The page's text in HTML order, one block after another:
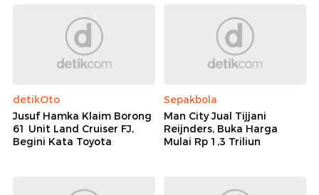
detikOto
Jusuf Hamka Klaim Borong
61 Unit Land Cruiser FJ,
Begini Kata Toyota
Sepakbola
Man City Jual Tijjani
Reijnders, Buka Harga
Mulai Rp 1,3 Triliun